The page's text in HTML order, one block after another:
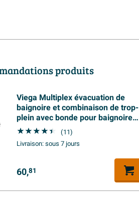
produits
Viega Multiplex évacuation de
baignoire et combinaison de trop-
plein avec bonde pour baignoire
spéciale chrome
(11)
Livraison:sous 7 jours
60,81